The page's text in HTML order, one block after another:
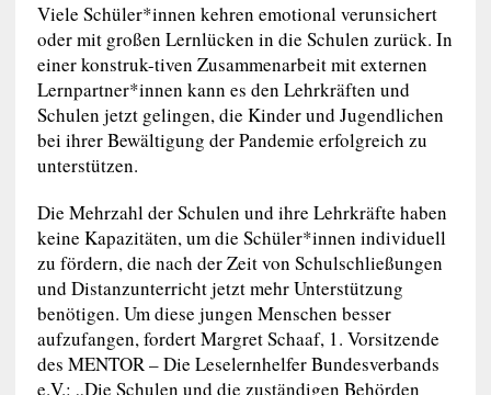
Viele Schüler*innen kehren emotional verunsichert
oder mit großen Lernlücken in die Schulen zurück. In
einer konstruk-tiven Zusammenarbeit mit externen
Lernpartner*innen kann es den Lehrkräften und
Schulen jetzt gelingen, die Kinder und Jugendlichen
bei ihrer Bewältigung der Pandemie erfolgreich zu
unterstützen.
Die Mehrzahl der Schulen und ihre Lehrkräfte haben
keine Kapazitäten, um die Schüler*innen individuell
zu fördern, die nach der Zeit von Schulschließungen
und Distanzunterricht jetzt mehr Unterstützung
benötigen. Um diese jungen Menschen besser
aufzufangen, fordert Margret Schaaf, 1. Vorsitzende
des MENTOR – Die Leselernhelfer Bundesverbands
e.V.: „Die Schulen und die zuständigen Behörden